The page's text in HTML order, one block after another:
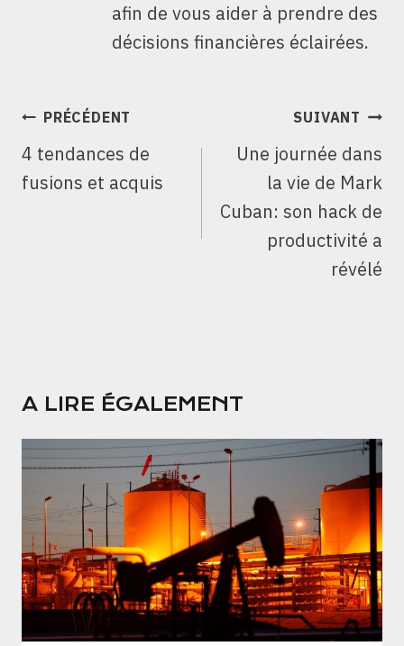
afin de vous aider à prendre des
décisions financières éclairées.
NAVIGATION
L’ARTICLE
PRÉCÉDENT
4 tendances de
fusions et acquis
SUIVANT
Une journée dans
la vie de Mark
Cuban: son hack de
productivité a
révélé
A LIRE ÉGALEMENT